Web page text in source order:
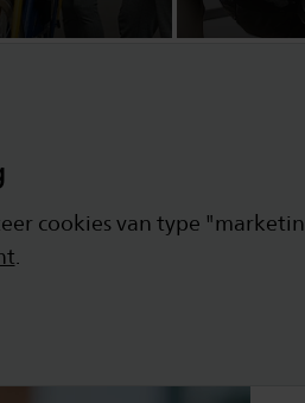
cookies van type